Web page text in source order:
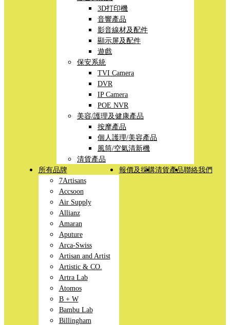
3D打印機
音響產品
影音線材及配件
顯示屏及配件
遊戲
保安系統
TVI Camera
DVR
IP Camera
POE NVR
美容/護理及健康產品
按摩產品
個人護理/美容產品
風筒/空氣清新機
清貨產品
所有品牌
7Artisans
Accsoon
Air Supply
Allianz
Amaran
Aputure
Arca-Swiss
Artisan and Artist
Artistic & CO.
Artra Lab
Atomos
B + W
Bambu Lab
Billingham
報價及採購清貨產品聯絡我們